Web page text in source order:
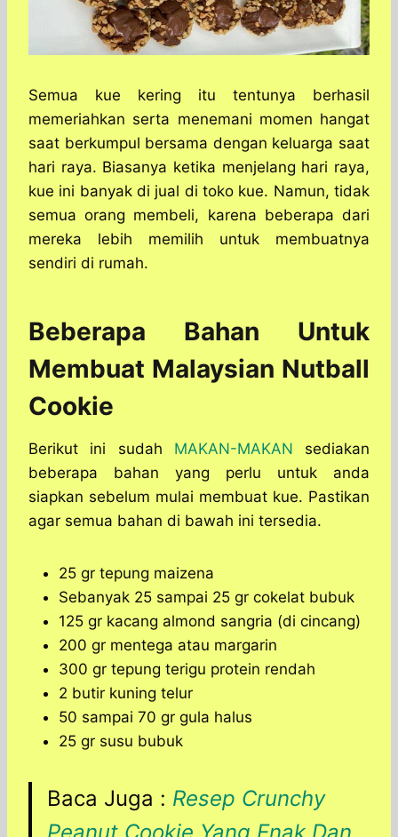
Semua kue kering itu tentunya berhasil
memeriahkan serta menemani momen hangat
saat berkumpul bersama dengan keluarga saat
hari raya. Biasanya ketika menjelang hari raya,
kue ini banyak di jual di toko kue. Namun, tidak
semua orang membeli, karena beberapa dari
mereka lebih memilih untuk membuatnya
sendiri di rumah.
Beberapa Bahan Untuk
Membuat Malaysian Nutball
Cookie
Berikut ini sudah MAKAN-MAKAN sediakan
beberapa bahan yang perlu untuk anda
siapkan sebelum mulai membuat kue. Pastikan
agar semua bahan di bawah ini tersedia.
25 gr tepung maizena
Sebanyak 25 sampai 25 gr cokelat bubuk
125 gr kacang almond sangria (di cincang)
200 gr mentega atau margarin
300 gr tepung terigu protein rendah
2 butir kuning telur
50 sampai 70 gr gula halus
25 gr susu bubuk
Baca Juga : Resep Crunchy